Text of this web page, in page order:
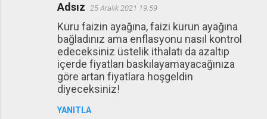
Adsız 25 Aralık 2021 19:59
Kuru faizin ayağına, faizi kurun ayağına
bağladınız ama enflasyonu nasıl kontrol
edeceksiniz üstelik ithalatı da azaltıp
içerde fiyatları baskılayamayacağınıza
göre artan fiyatlara hoşgeldin
diyeceksiniz!
YANITLA